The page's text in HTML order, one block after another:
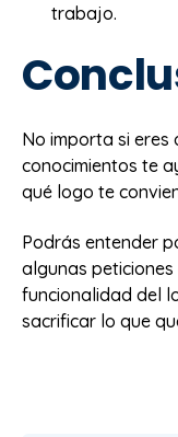
trabajo.
No importa si eres
conocimientos te
qué logo te
Podrás entender
algunas
funcionalidad del
sacrificar lo que